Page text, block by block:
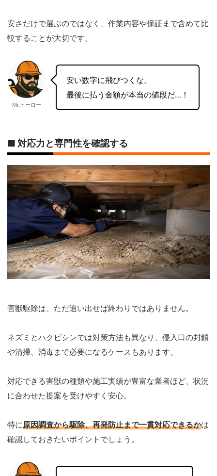
安さだけで選ぶのではなく、作業内容や保証まで含めて比
較することが大切です。
Mr.ヒーロー
安い数字に飛びつくな。
最後に払う金額が本当の値段だ…！
■ 対応力と専門性を確認する
害獣駆除は、ただ追い出せば終わりではありません。
ネズミとハクビシンでは対策方法も異なり、侵入口の封鎖
や清掃、消毒まで必要になるケースもあります。
対応できる害獣の種類や施工実績が豊富な業者ほど、状況
に合わせた提案を受けやすく安心。
特に原因調査から駆除、再発防止まで一貫対応できるかは
確認しておきたいポイントでしょう。